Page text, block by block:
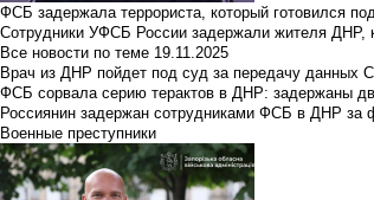
ФСБ задержала террориста, который готовился
Сотрудники УФСБ России задержали жителя ДНР,
Все новости по теме 19.11.2025
Врач из ДНР пойдет под суд за передачу данных
ФСБ сорвала серию терактов в ДНР: задержаны
Россиянин задержан сотрудниками ФСБ в ДНР за
Военные преступники